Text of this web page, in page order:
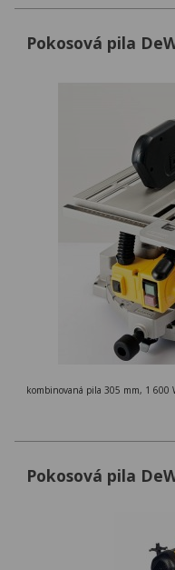
Pokosová pila
kombinovaná pila 305 mm, 1 600
Pokosová pila